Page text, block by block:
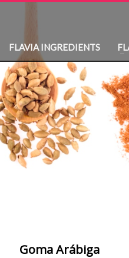
FLAVIA INGREDIENTS
Goma Arábiga